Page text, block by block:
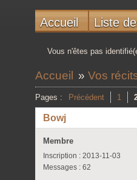
Accueil Liste
Vous n'êtes pas
Accueil » Vos
Pages : Précédent 1
Bowj
Membre
Inscription : 2013-11-03
Messages : 62